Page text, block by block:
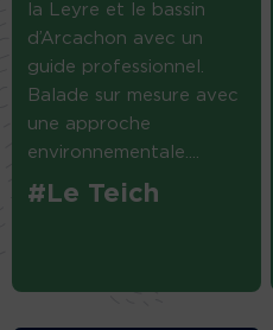
la Leyre et le bassin
d’Arcachon avec un
guide professionnel.
Balade sur mesure avec
une approche
environnementale....
#Le Teich